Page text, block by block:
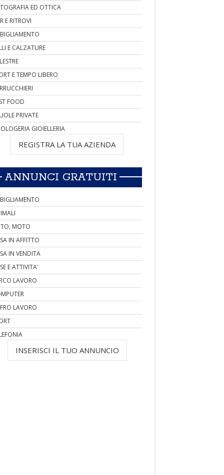
ED OTTICA
E RITROVI
E CALZATURE
E TEMPO LIBERO
FOOD
PRIVATE
GIOIELLERIA
REGISTRA LA TUA AZIENDA
ANNUNCI GRATUITI
MOTO
IN AFFITTO
IN VENDITA
E ATTIVITA'
LAVORO
LAVORO
INSERISCI IL TUO ANNUNCIO